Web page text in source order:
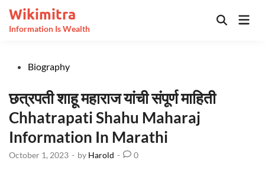
content
Wikimitra
Information Is Wealth
Open
PostedBiography
छत्रपती शाहू महाराज यांची संपूर्ण माहिती
Chhatrapati Shahu Maharaj
Information In Marathi
October 1, 2023 - by Harold - 0